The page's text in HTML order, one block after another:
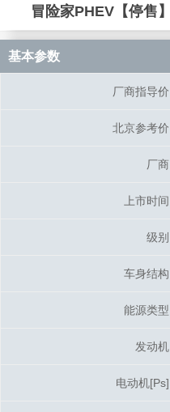
冒险家PHEV【停售】
冒险家PHEV【停售】
基本参数
厂商指导价
北京参考价
厂商
上市时间
级别
车身结构
能源类型
发动机
电动机[Ps]
基本参数
厂商指导价
北京参考价
厂商
上市时间
级别
车身结构
能源类型
发动机
电动机[Ps]